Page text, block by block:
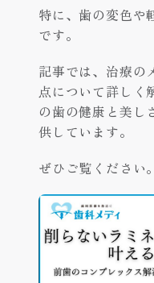
特に、歯の変色や
です。
記事では、治療の
点について詳しく
の歯の健康と美し
供しています。
ぜひご覧ください。